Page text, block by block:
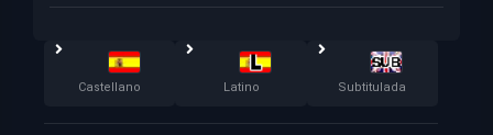
Castellano Latino Subtitulada